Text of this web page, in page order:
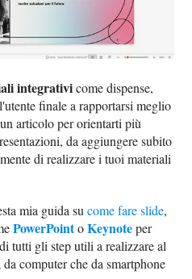
integrativicome dispense,
finale a rapportarsi meglio
articolo per orientarti più
da aggiungere subito
di realizzare i tuoi materiali
mia guida sucome fare slide,
PowerPointoKeynoteper
tutti gli step utili a realizzare al
computer che da smartphone